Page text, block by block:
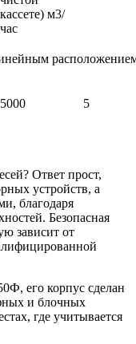
кассете) м3/
час
5000 5
Ответ прост,
устройств, а
благодаря
Безопасная
зависит от
его корпус сделан
и блочных
где учитывается